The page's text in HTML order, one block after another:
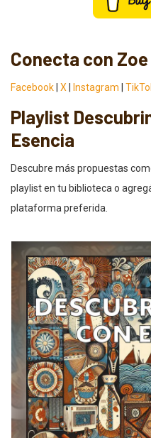
Conecta con
Facebook X Instagram
Playlist
Esencia
Descubre más propuestas
playlist en tu biblioteca o
plataforma preferida.